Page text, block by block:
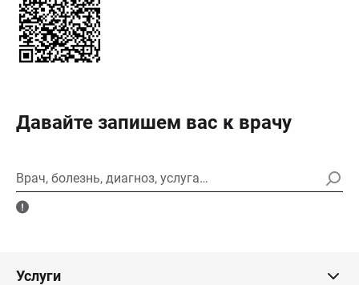
Давайте запишем вас к врачу
Врач, болезнь, диагноз, услуга…
Услуги